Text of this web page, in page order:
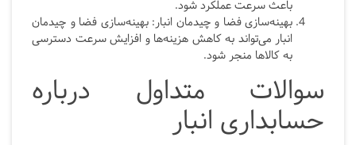
باعث سرعت عملکرد شود.
بهینه‌سازی فضا و چیدمان انبار: بهینه‌سازی فضا و چیدمان
انبار می‌تواند به کاهش هزینه‌ها و افزایش سرعت دسترسی
به کالاها منجر شود.
سوالات متداول درباره
حسابداری انبار